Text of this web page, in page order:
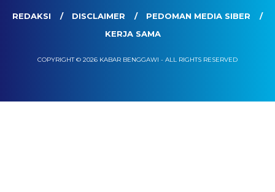
REDAKSI DISCLAIMER
PEDOMAN MEDIA SIBER
KERJA SAMA
COPYRIGHT © 2026 KABAR BENGGAWI - ALL RIGHTS RESERVED